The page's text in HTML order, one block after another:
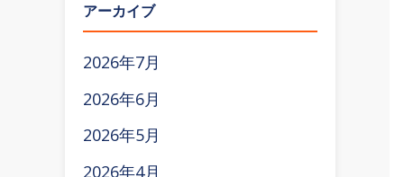
アーカイブ
2026年7月
2026年6月
2026年5月
2026年4月